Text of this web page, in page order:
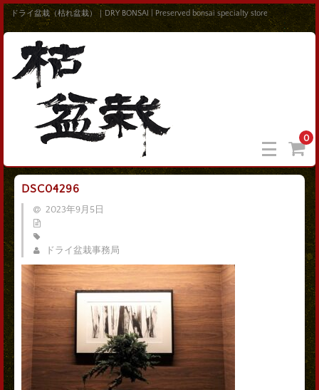
ドライ盆栽（枯れ盆栽）｜DRY BONSAI | Preserved bonsai specialty store
0
DSC04296
2023年9月5日
ドライ盆栽事務局